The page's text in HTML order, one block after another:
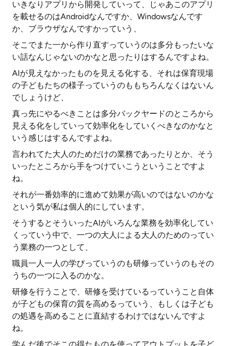
いきなりアプリから開発していって、じゃあこのアプリ
を載せるのはAndroidなんですか、Windowsなんです
か、ブラウザなんですかっていう、
そこでまた一から作り直すっていうのは多分もったいな
い話なんじゃないのかなと思ったりはするんですよね。
AIが見えなかったものを見える化する、それは保育現場
の子どもたちの様子っていうのももちろんなくはないん
でしょうけど、
真っ先にやるべきことは多分バックヤードのところから
見える化をしていって効率化をしていくべきなのかなと
いう感じはするんですよね。
言われてた大人のためだけの業務であったりとか、そう
いったところから手をつけていこうということですよ
ね。
それが一番効率的に進めて効果が高いのではないのかな
という気が私は個人的にしています。
そうするとそういったAIがいろんな業務を効率化してい
くっていう中で、一つの大人による大人のためのってい
う業務の一つとして、
職員一人一人の学びっていうのも研修っていうのもその
うちの一つに入るのかな。
研修を行うことで、研修を受けているっていうこと自体
が子どもの保育の質を高めるっていう、もしくは子ども
の処遇を高めることに直結するわけではないんですよ
ね。